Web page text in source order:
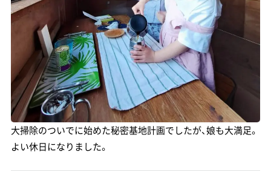
大掃除のついでに始めた秘密基地計画でしたが、娘も大満足。
よい休日になりました。